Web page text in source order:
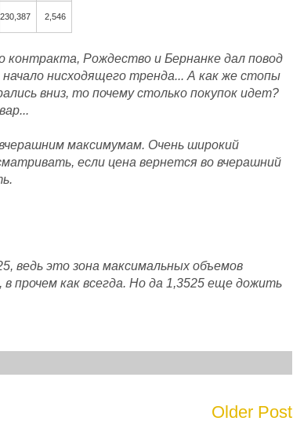
230,387 2,546
контракта, Рождество и Бернанке дал повод
нисходящего тренда... А как же стопы
вниз, то почему столько покупок идет?
максимумам. Очень широкий
если цена вернется во вчерашний
ведь это зона максимальных объемов
прочем как всегда. Но да 1,3525 еще дожить
Older Post